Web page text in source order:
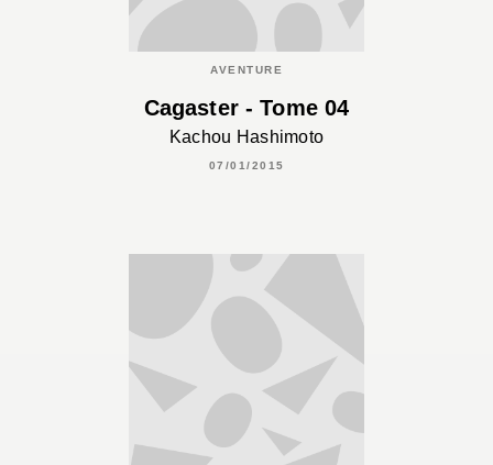
AVENTURE
Cagaster - Tome 04
Kachou Hashimoto
07/01/2015